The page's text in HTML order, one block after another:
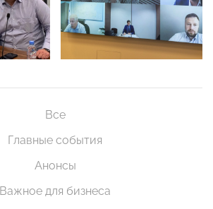
Все
Главные события
Анонсы
Важное для бизнеса